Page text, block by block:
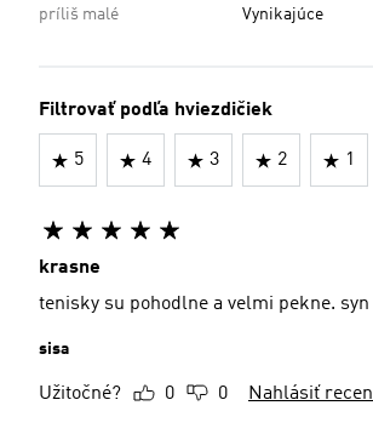
príliš malé Vynikajúce
Filtrovať podľa hviezdičiek
5 4 3 2 1
krasne
tenisky su pohodlne a velmi pekne.
sisa
Užitočné? 0 0 Nahlásiť